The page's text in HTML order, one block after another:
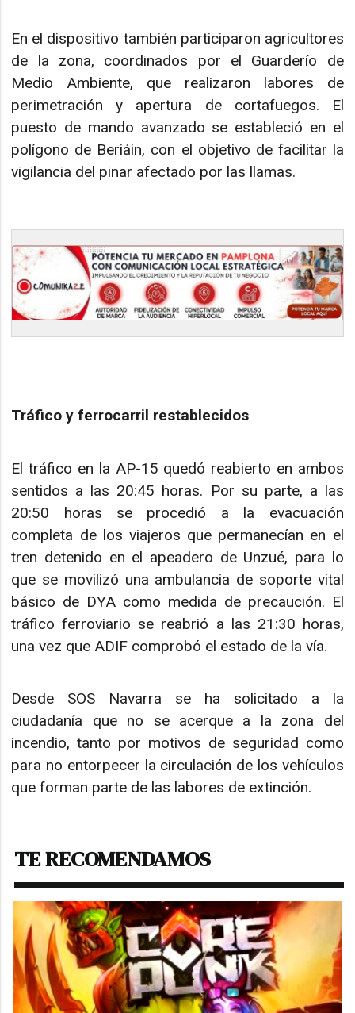
En el dispositivo también participaron agricultores
de la zona, coordinados por el Guarderío de
Medio Ambiente, que realizaron labores de
perimetración y apertura de cortafuegos. El
puesto de mando avanzado se estableció en el
polígono de Beriáin, con el objetivo de facilitar la
vigilancia del pinar afectado por las llamas.
Tráfico y ferrocarril restablecidos
El tráfico en la AP-15 quedó reabierto en ambos
sentidos a las 20:45 horas. Por su parte, a las
20:50 horas se procedió a la evacuación
completa de los viajeros que permanecían en el
tren detenido en el apeadero de Unzué, para lo
que se movilizó una ambulancia de soporte vital
básico de DYA como medida de precaución. El
tráfico ferroviario se reabrió a las 21:30 horas,
una vez que ADIF comprobó el estado de la vía.
Desde SOS Navarra se ha solicitado a la
ciudadanía que no se acerque a la zona del
incendio, tanto por motivos de seguridad como
para no entorpecer la circulación de los vehículos
que forman parte de las labores de extinción.
TE RECOMENDAMOS